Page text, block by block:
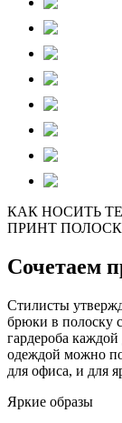
КАК НОСИТЬ
ПРИНТ
Сочетаем
Стилисты
брюки в полоску
гардероба
одеждой можно
для офиса, и для
Яркие образы